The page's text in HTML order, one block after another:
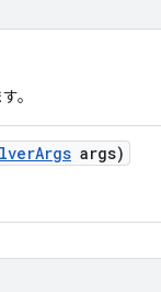
。
Args args)